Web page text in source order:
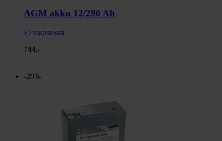
AGM akku 12/290 Ah
Ei varastossa.
744,-
-20%